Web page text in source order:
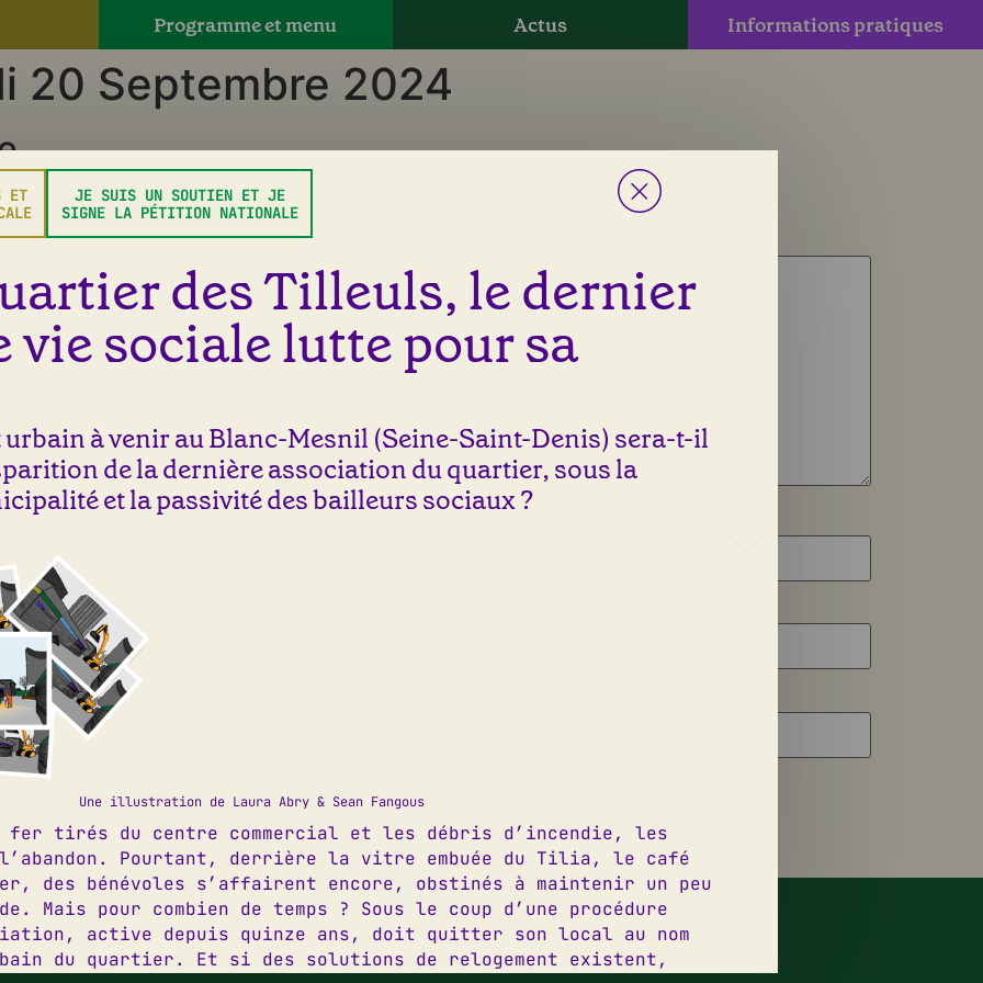
Programme et menu Actus Informations pratiques
20 Septembre 2024
champs obligatoires sont indiqués avec
dans le navigateur pour mon prochain commentaire.
82 15
06 62 14 95 41
| Facebook
Design graphique: Jeanne Triboul
Développement web: Thomas Virzi
ET
JE SUIS UN SOUTIEN ET JE
SIGNE LA PÉTITION NATIONALE
des Tilleuls, le dernier
vie sociale lutte pour sa
à venir au Blanc-Mesnil (Seine-Saint-Denis) sera-t-il
de la dernière association du quartier, sous la
et la passivité des bailleurs sociaux ?
Une illustration de Laura Abry & Sean Fangous
fer tirés du centre commercial et les débris d’incendie, les
Pourtant, derrière la vitre embuée du Tilia, le café
des bénévoles s’affairent encore, obstinés à maintenir un peu
Mais pour combien de temps ? Sous le coup d’une procédure
active depuis quinze ans, doit quitter son local au nom
du quartier. Et si des solutions de relogement existent,